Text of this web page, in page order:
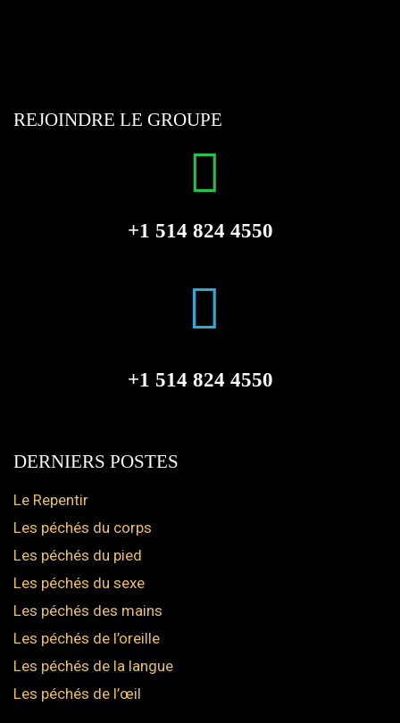
REJOINDRE LE GROUPE
+1 514 824 4550
+1 514 824 4550
DERNIERS POSTES
Le Repentir
Les péchés du corps
Les péchés du pied
Les péchés du sexe
Les péchés des mains
Les péchés de l’oreille
Les péchés de la langue
Les péchés de l’œil